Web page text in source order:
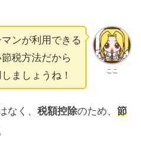
ここ
ンが利用できる
税方法だから
ましょうね！
なく、 税額控除のため、 節